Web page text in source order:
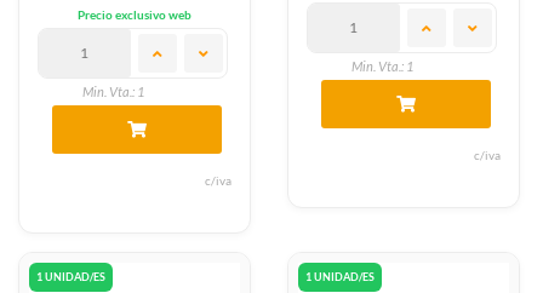
Precio exclusivo web
Min. Vta.: 1
c/iva
Min. Vta.: 1
c/iva
1 UNIDAD/ES 1 UNIDAD/ES